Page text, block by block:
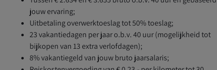
jouw ervaring;
Uitbetaling overwerktoeslag tot 50% toeslag;
23 vakantiedagen per jaar o.b.v. 40 uur (mogelijkheid tot
bijkopen van 13 extra verlofdagen);
8% vakantiegeld van jouw bruto jaarsalaris;